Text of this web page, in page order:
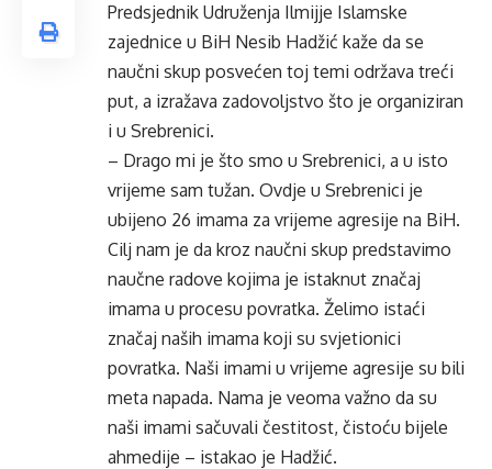
Predsjednik Udruženja Ilmijje Islamske
zajednice u BiH Nesib Hadžić kaže da se
naučni skup posvećen toj temi održava treći
put, a izražava zadovoljstvo što je organiziran
i u Srebrenici.
– Drago mi je što smo u Srebrenici, a u isto
vrijeme sam tužan. Ovdje u Srebrenici je
ubijeno 26 imama za vrijeme agresije na BiH.
Cilj nam je da kroz naučni skup predstavimo
naučne radove kojima je istaknut značaj
imama u procesu povratka. Želimo istaći
značaj naših imama koji su svjetionici
povratka. Naši imami u vrijeme agresije su bili
meta napada. Nama je veoma važno da su
naši imami sačuvali čestitost, čistoću bijele
ahmedije – istakao je Hadžić.